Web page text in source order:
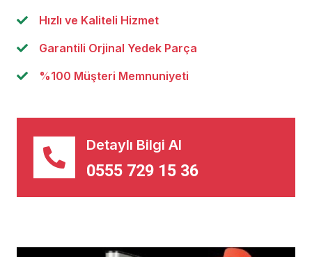
Hızlı ve Kaliteli Hizmet
Garantili Orjinal Yedek Parça
%100 Müşteri Memnuniyeti
Detaylı Bilgi Al
0555 729 15 36